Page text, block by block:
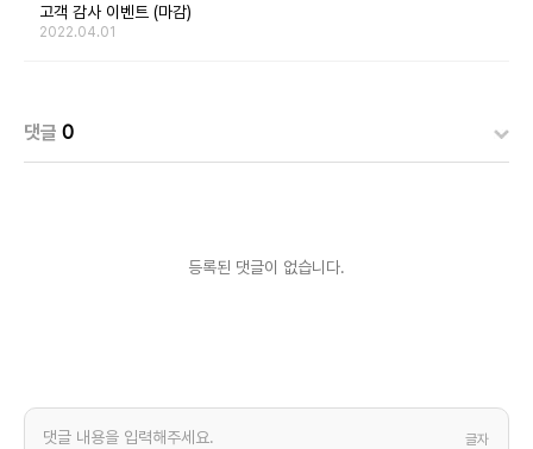
고객 감사 이벤트 (마감)
2022.04.01
댓글 0
등록된 댓글이 없습니다.
글자